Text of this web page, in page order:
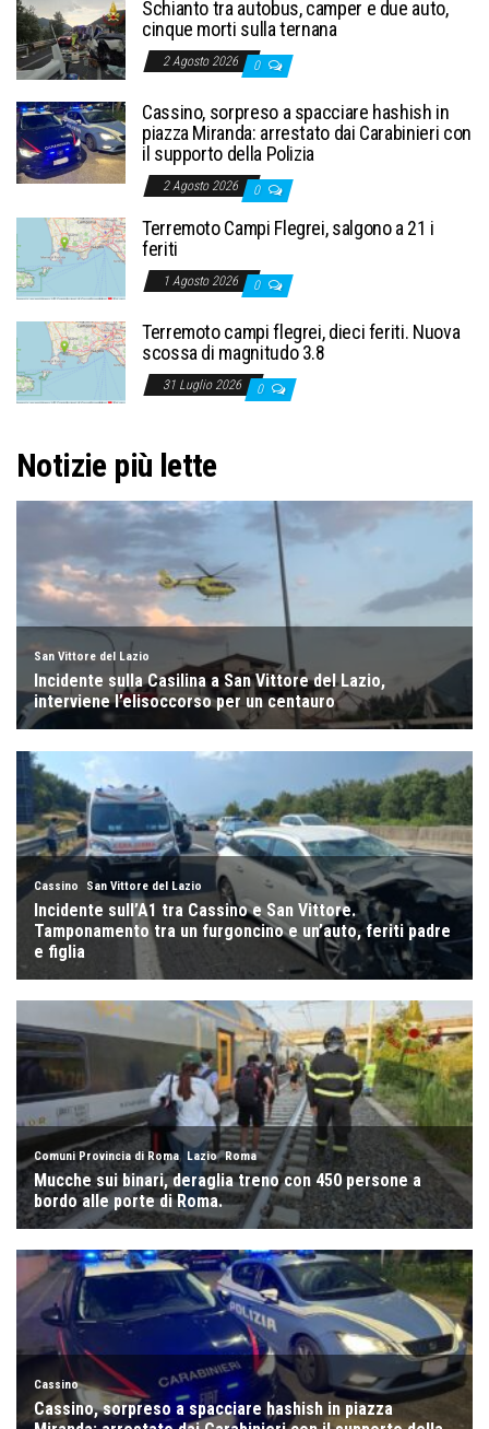
Schianto tra autobus, camper e due auto,
cinque morti sulla ternana
2 Agosto 2026 0
Cassino, sorpreso a spacciare hashish in
piazza Miranda: arrestato dai Carabinieri con
il supporto della Polizia
2 Agosto 2026 0
Terremoto Campi Flegrei, salgono a 21 i
feriti
1 Agosto 2026 0
Terremoto campi flegrei, dieci feriti. Nuova
scossa di magnitudo 3.8
31 Luglio 2026 0
Notizie più lette